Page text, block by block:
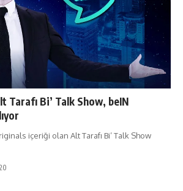
Tarafı Bi’ Talk Show, beIN
içeriği olan Alt Tarafı Bi’ Talk Show